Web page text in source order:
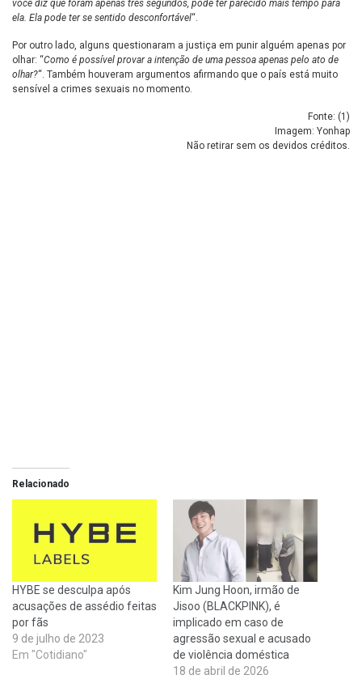
você diz que foram apenas três segundos, pode ter parecido mais tempo para
ela. Ela pode ter se sentido desconfortável“.
Por outro lado, alguns questionaram a justiça em punir alguém apenas por
olhar: “Como é possível provar a intenção de uma pessoa apenas pelo ato de
olhar?“. Também houveram argumentos afirmando que o país está muito
sensível a crimes sexuais no momento.
Fonte: (1 )
Imagem: Yonhap
Não retirar sem os devidos créditos.
Relacionado
HYBE se desculpa após
acusações de assédio feitas
por fãs
9 de julho de 2023
Em "Cotidiano"
Kim Jung Hoon, irmão de
Jisoo (BLACKPINK), é
implicado em caso de
agressão sexual e acusado
de violência doméstica
18 de abril de 2026